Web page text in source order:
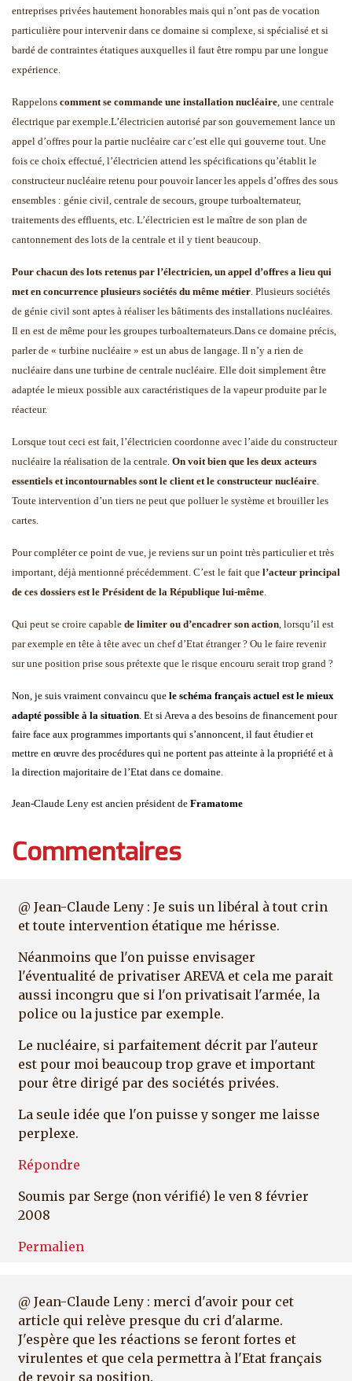
entreprises privées hautement honorables mais qui n’ont pas de vocation
particulière pour intervenir dans ce domaine si complexe, si spécialisé et si
bardé de contraintes étatiques auxquelles il faut être rompu par une longue
expérience.
Rappelons comment se commande une installation nucléaire, une centrale
électrique par exemple.L’électricien autorisé par son gouvernement lance un
appel d’offres pour la partie nucléaire car c’est elle qui gouverne tout. Une
fois ce choix effectué, l’électricien attend les spécifications qu’établit le
constructeur nucléaire retenu pour pouvoir lancer les appels d’offres des sous
ensembles : génie civil, centrale de secours, groupe turboalternateur,
traitements des effluents, etc. L’électricien est le maître de son plan de
cantonnement des lots de la centrale et il y tient beaucoup.
Pour chacun des lots retenus par l’électricien, un appel d’offres a lieu qui
met en concurrence plusieurs sociétés du même métier. Plusieurs sociétés
de génie civil sont aptes à réaliser les bâtiments des installations nucléaires.
Il en est de même pour les groupes turboalternateurs.Dans ce domaine précis,
parler de « turbine nucléaire » est un abus de langage. Il n’y a rien de
nucléaire dans une turbine de centrale nucléaire. Elle doit simplement être
adaptée le mieux possible aux caractéristiques de la vapeur produite par le
réacteur.
Lorsque tout ceci est fait, l’électricien coordonne avec l’aide du constructeur
nucléaire la réalisation de la centrale. On voit bien que les deux acteurs
essentiels et incontournables sont le client et le constructeur nucléaire.
Toute intervention d’un tiers ne peut que polluer le système et brouiller les
cartes.
Pour compléter ce point de vue, je reviens sur un point très particulier et très
important, déjà mentionné précédemment. C’est le fait que l’acteur principal
de ces dossiers est le Président de la République lui-même.
Qui peut se croire capable de limiter ou d’encadrer son action, lorsqu’il est
par exemple en tête à tête avec un chef d’Etat étranger ? Ou le faire revenir
sur une position prise sous prétexte que le risque encouru serait trop grand ?
Non, je suis vraiment convaincu que le schéma français actuel est le mieux
adapté possible à la situation. Et si Areva a des besoins de financement pour
faire face aux programmes importants qui s’annoncent, il faut étudier et
mettre en œuvre des procédures qui ne portent pas atteinte à la propriété et à
la direction majoritaire de l’Etat dans ce domaine.
Jean-Claude Leny est ancien président de Framatome
Commentaires
@ Jean-Claude Leny : Je suis un libéral à tout crin
et toute intervention étatique me hérisse.
Néanmoins que l'on puisse envisager
l'éventualité de privatiser AREVA et cela me parait
aussi incongru que si l'on privatisait l'armée, la
police ou la justice par exemple.
Le nucléaire, si parfaitement décrit par l'auteur
est pour moi beaucoup trop grave et important
pour être dirigé par des sociétés privées.
La seule idée que l'on puisse y songer me laisse
perplexe.
Répondre
Soumis par Serge (non vérifié) le ven 8 février
2008
Permalien
@ Jean-Claude Leny : merci d'avoir pour cet
article qui relève presque du cri d'alarme.
J'espère que les réactions se feront fortes et
virulentes et que cela permettra à l'Etat français
de revoir sa position.